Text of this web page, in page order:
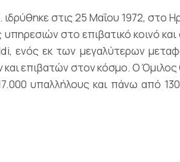
στις 25 Μαΐου 1972, στο
στο επιβατικό κοινό
ενός εκ των μεγαλύτερων
επιβατών στον κόσμο. Ο Όμιλος
υπαλλήλους και πάνω από